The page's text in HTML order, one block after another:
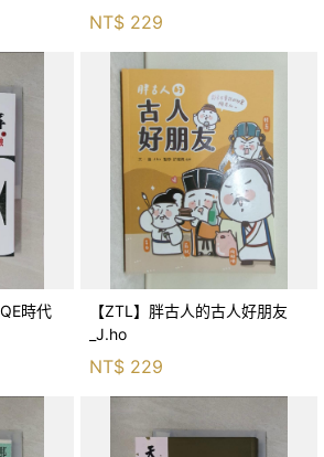
生存適應_柯智元
NT$ 229
時代
【ZTL】胖古人的古人好朋友
_J.ho
NT$ 229